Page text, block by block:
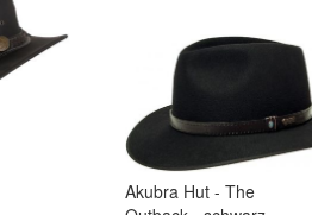
Akubra Hut - The